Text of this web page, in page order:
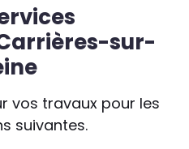
sur-
vos travaux pour les
suivantes.